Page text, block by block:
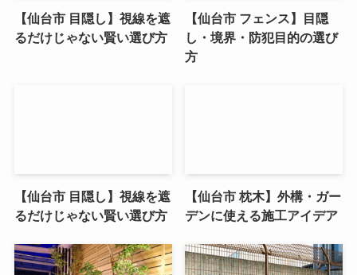
【仙台市 目隠し】視線を遮
るだけじゃない賢い選び方
【仙台市 フェンス】目隠
し・境界・防犯目的の選び
方
【仙台市 目隠し】視線を遮
るだけじゃない賢い選び方
【仙台市 枕木】外構・ガー
デンに使える施工アイデア